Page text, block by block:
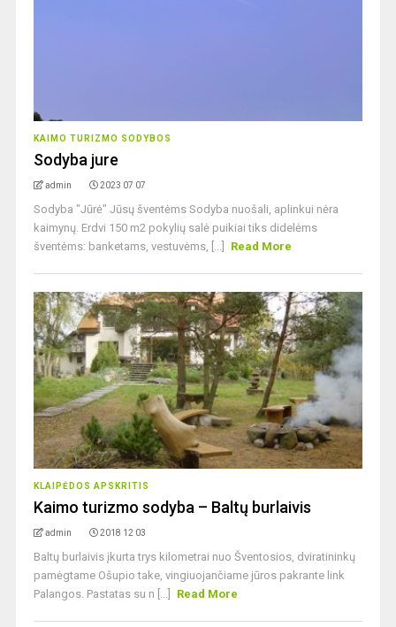
KAIMO TURIZMO SODYBOS
Sodyba jure
admin 2023 07 07
Sodyba "Jūrė" Jūsų šventėms Sodyba nuošali, aplinkui nėra
kaimynų. Erdvi 150 m2 pokylių salė puikiai tiks didelėms
šventėms: banketams, vestuvėms, [...]
Read More
KLAIPĖDOS APSKRITIS
Kaimo turizmo sodyba – Baltų burlaivis
admin 2018 12 03
Baltų burlaivis įkurta trys kilometrai nuo Šventosios, dviratininkų
pamėgtame Ošupio take, vingiuojančiame jūros pakrante link
Palangos. Pastatas su n [...]
Read More